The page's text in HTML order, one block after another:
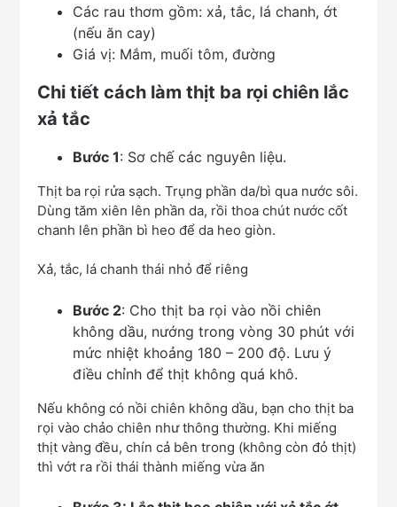
Các rau thơm gồm: xả, tắc, lá chanh, ớt
(nếu ăn cay)
Giá vị: Mắm, muối tôm, đường
Chi tiết cách làm thịt ba rọi chiên lắc
xả tắc
Bước 1: Sơ chế các nguyên liệu.
Thịt ba rọi rửa sạch. Trụng phần da/bì qua nước sôi.
Dùng tăm xiên lên phần da, rồi thoa chút nước cốt
chanh lên phần bì heo để da heo giòn.
Xả, tắc, lá chanh thái nhỏ để riêng
Bước 2: Cho thịt ba rọi vào nồi chiên
không dầu, nướng trong vòng 30 phút với
mức nhiệt khoảng 180 – 200 độ. Lưu ý
điều chỉnh để thịt không quá khô.
Nếu không có nồi chiên không dầu, bạn cho thịt ba
rọi vào chảo chiên như thông thường. Khi miếng
thịt vàng đều, chín cả bên trong (không còn đỏ thịt)
thì vớt ra rồi thái thành miếng vừa ăn